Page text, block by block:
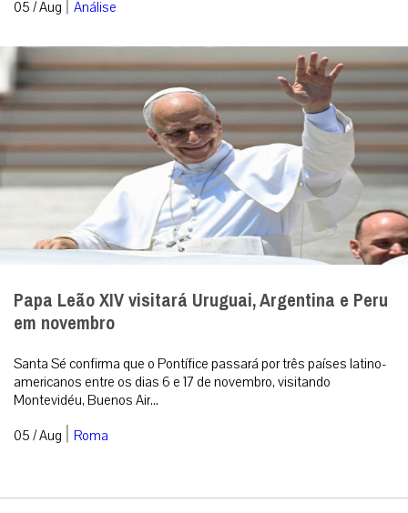
05 / Aug
Análise
Papa Leão XIV visitará Uruguai, Argentina e Peru
em novembro
Santa Sé confirma que o Pontífice passará por três países latino-
americanos entre os dias 6 e 17 de novembro, visitando
Montevidéu, Buenos Air...
05 / Aug | Roma